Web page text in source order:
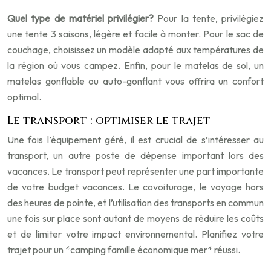
Quel type de matériel privilégier? Pour la tente, privilégiez
une tente 3 saisons, légère et facile à monter. Pour le sac de
couchage, choisissez un modèle adapté aux températures de
la région où vous campez. Enfin, pour le matelas de sol, un
matelas gonflable ou auto-gonflant vous offrira un confort
optimal.
Le transport : optimiser le trajet
Une fois l’équipement géré, il est crucial de s’intéresser au
transport, un autre poste de dépense important lors des
vacances. Le transport peut représenter une part importante
de votre budget vacances. Le covoiturage, le voyage hors
des heures de pointe, et l’utilisation des transports en commun
une fois sur place sont autant de moyens de réduire les coûts
et de limiter votre impact environnemental. Planifiez votre
trajet pour un *camping famille économique mer* réussi.